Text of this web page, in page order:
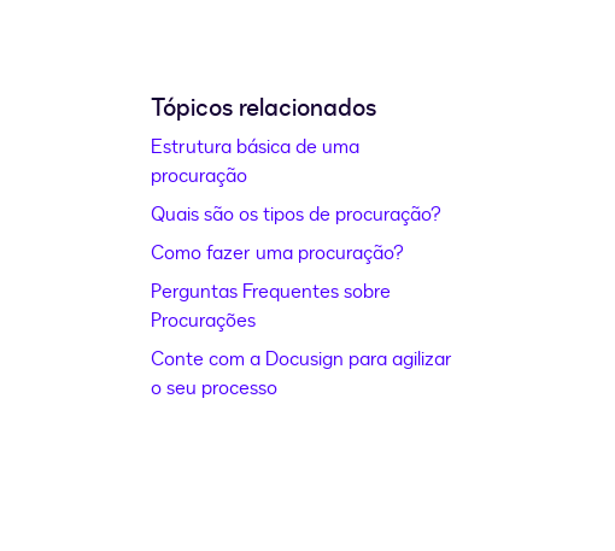
Tópicos relacionados
Estrutura básica de uma
procuração
Quais são os tipos de procuração?
Como fazer uma procuração?
Perguntas Frequentes sobre
Procurações
Conte com a Docusign para agilizar
o seu processo